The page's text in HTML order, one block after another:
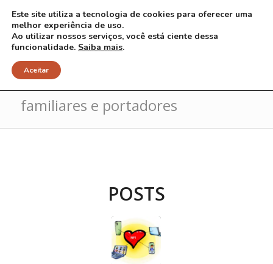
Arquivo para Tag: reunião
familiares e portadores
POSTS
Este site utiliza a tecnologia de cookies para oferecer uma
melhor experiência de uso.
Ao utilizar nossos serviços, você está ciente dessa
funcionalidade. Saiba mais.
Aceitar